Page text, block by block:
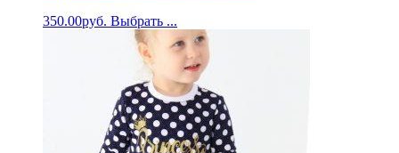
350.00руб. Выбрать ...